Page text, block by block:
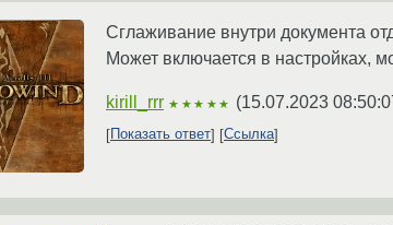
Сглаживание внутри документа
Может включается в настройках,
kirill_rrr ★★★★★ (15.07.2023
Показать ответ Ссылка